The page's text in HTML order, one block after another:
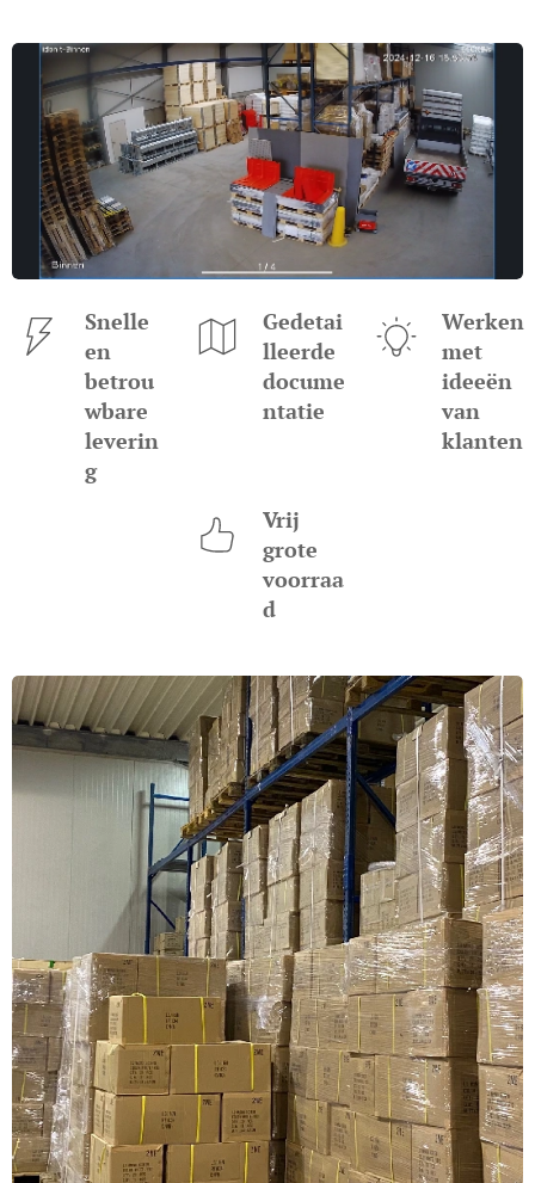
Snelle
en
betrou
wbare
leverin
g
Gedetai
lleerde
docume
ntatie
Werken
met
ideeën
van
klanten
Vrij
grote
voorraa
d